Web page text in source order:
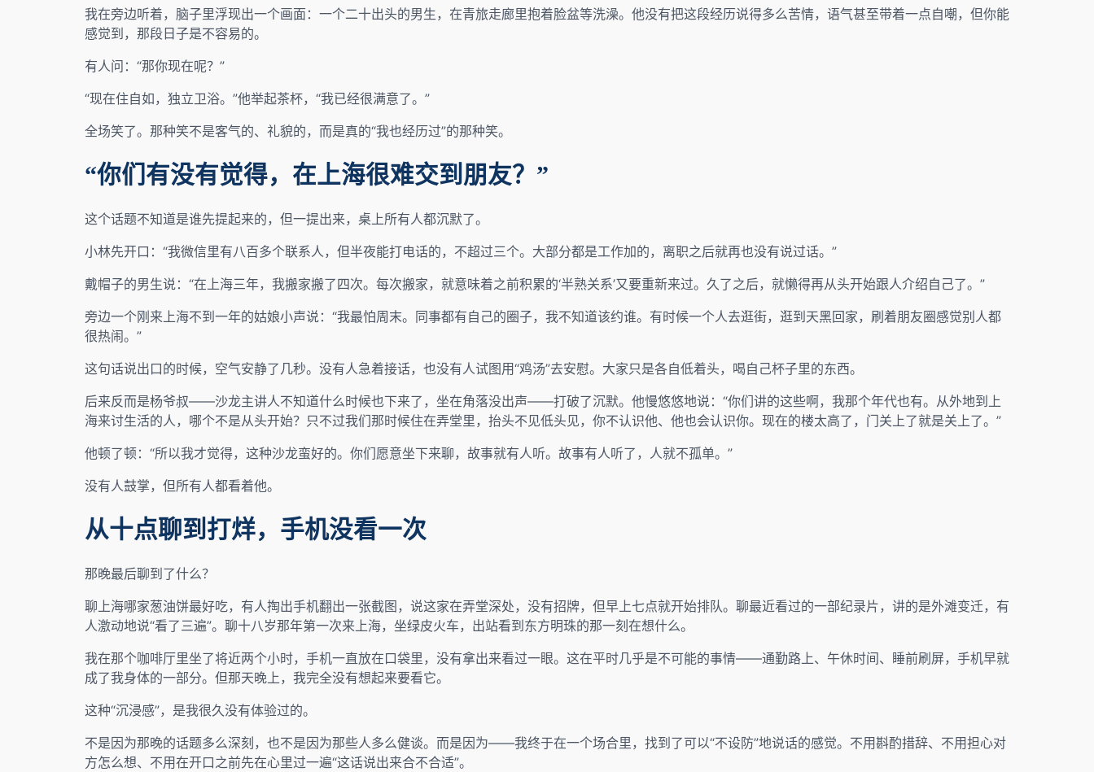
我在旁边听着，脑子里浮现出一个画面：一个二十出头的男生，在青旅走廊里抱着脸盆等洗澡。他没有把这段经历说得多么苦情，语气甚至带着一点自嘲，但你能
感觉到，那段日子是不容易的。
有人问：“那你现在呢？”
“现在住自如，独立卫浴。”他举起茶杯，“我已经很满意了。”
全场笑了。那种笑不是客气的、礼貌的，而是真的“我也经历过”的那种笑。
“你们有没有觉得，在上海很难交到朋友？”
这个话题不知道是谁先提起来的，但一提出来，桌上所有人都沉默了。
小林先开口：“我微信里有八百多个联系人，但半夜能打电话的，不超过三个。大部分都是工作加的，离职之后就再也没有说过话。”
戴帽子的男生说：“在上海三年，我搬家搬了四次。每次搬家，就意味着之前积累的‘半熟关系’又要重新来过。久了之后，就懒得再从头开始跟人介绍自己了。”
旁边一个刚来上海不到一年的姑娘小声说：“我最怕周末。同事都有自己的圈子，我不知道该约谁。有时候一个人去逛街，逛到天黑回家，刷着朋友圈感觉别人都
很热闹。”
这句话说出口的时候，空气安静了几秒。没有人急着接话，也没有人试图用“鸡汤”去安慰。大家只是各自低着头，喝自己杯子里的东西。
后来反而是杨爷叔——沙龙主讲人不知道什么时候也下来了，坐在角落没出声——打破了沉默。他慢悠悠地说：“你们讲的这些啊，我那个年代也有。从外地到上
海来讨生活的人，哪个不是从头开始？只不过我们那时候住在弄堂里，抬头不见低头见，你不认识他、他也会认识你。现在的楼太高了，门关上了就是关上了。”
他顿了顿：“所以我才觉得，这种沙龙蛮好的。你们愿意坐下来聊，故事就有人听。故事有人听了，人就不孤单。”
没有人鼓掌，但所有人都看着他。
从十点聊到打烊，手机没看一次
那晚最后聊到了什么？
聊上海哪家葱油饼最好吃，有人掏出手机翻出一张截图，说这家在弄堂深处，没有招牌，但早上七点就开始排队。聊最近看过的一部纪录片，讲的是外滩变迁，有
人激动地说“看了三遍”。聊十八岁那年第一次来上海，坐绿皮火车，出站看到东方明珠的那一刻在想什么。
我在那个咖啡厅里坐了将近两个小时，手机一直放在口袋里，没有拿出来看过一眼。这在平时几乎是不可能的事情——通勤路上、午休时间、睡前刷屏，手机早就
成了我身体的一部分。但那天晚上，我完全没有想起来要看它。
这种“沉浸感”，是我很久没有体验过的。
不是因为那晚的话题多么深刻，也不是因为那些人多么健谈。而是因为——我终于在一个场合里，找到了可以“不设防”地说话的感觉。不用斟酌措辞、不用担心对
方怎么想、不用在开口之前先在心里过一遍“这话说出来合不合适”。